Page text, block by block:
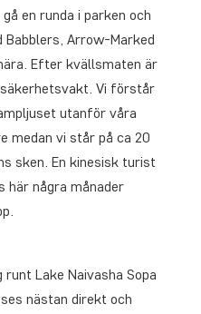
en runda i parken och
Arrow-Marked
Efter kvällsmaten är
Vi förstår
utanför våra
medan vi står på ca 20
sken. En kinesisk turist
här några månader
Lake Naivasha Sopa
nästan direkt och